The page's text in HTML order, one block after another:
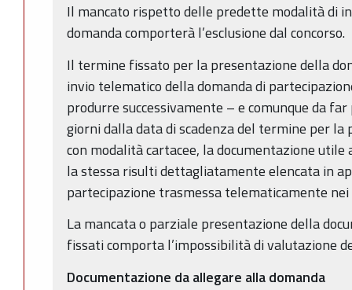
Il mancato rispetto delle predette modalità di
domanda comporterà l’esclusione dal concorso.
Il termine fissato per la presentazione della
invio telematico della domanda di
produrre successivamente – e comunque da
giorni dalla data di scadenza del termine per
con modalità cartacee, la documentazione
la stessa risulti dettagliatamente elencata in
partecipazione trasmessa telematicamente
La mancata o parziale presentazione della
fissati comporta l’impossibilità di valutazione
Documentazione da allegare alla domanda